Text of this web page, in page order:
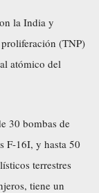
la India y
(TNP)
atómico del
30 bombas de
F-16I, y hasta 50
terrestres
tiene un